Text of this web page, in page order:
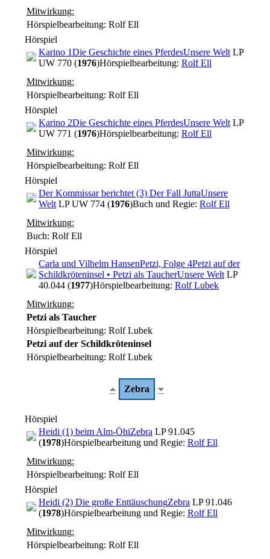
Mitwirkung:
Hörspielbearbeitung: Rolf Ell
Hörspiel
Karino 1Die Geschichte eines PferdesUnsere WeltLP
UW 770 (1976)Hörspielbearbeitung: Rolf Ell
Mitwirkung:
Hörspielbearbeitung: Rolf Ell
Hörspiel
Karino 2Die Geschichte eines PferdesUnsere WeltLP
UW 771 (1976)Hörspielbearbeitung: Rolf Ell
Mitwirkung:
Hörspielbearbeitung: Rolf Ell
Hörspiel
Der Kommissar berichtet (3) Der Fall JuttaUnsere
WeltLP UW 774 (1976)Buch und Regie: Rolf Ell
Mitwirkung:
Buch: Rolf Ell
Hörspiel
Carla und Vilhelm HansenPetzi, Folge 4Petzi auf der
Schildkröteninsel • Petzi als TaucherUnsere WeltLP
40.044 (1977)Hörspielbearbeitung: Rolf Lubek
Mitwirkung:
Petzi als Taucher
Hörspielbearbeitung: Rolf Lubek
Petzi auf der Schildkröteninsel
Hörspielbearbeitung: Rolf Lubek
Zebra
Hörspiel
Heidi (1) beim Alm-ÖhiZebra LP 91.045
(1978)Hörspielbearbeitung und Regie: Rolf Ell
Mitwirkung:
Hörspielbearbeitung: Rolf Ell
Hörspiel
Heidi (2) Die große EnttäuschungZebra LP 91.046
(1978)Hörspielbearbeitung und Regie: Rolf Ell
Mitwirkung:
Hörspielbearbeitung: Rolf Ell